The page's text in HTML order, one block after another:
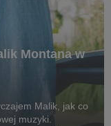
Montana w
Malik, jak co
muzyki.